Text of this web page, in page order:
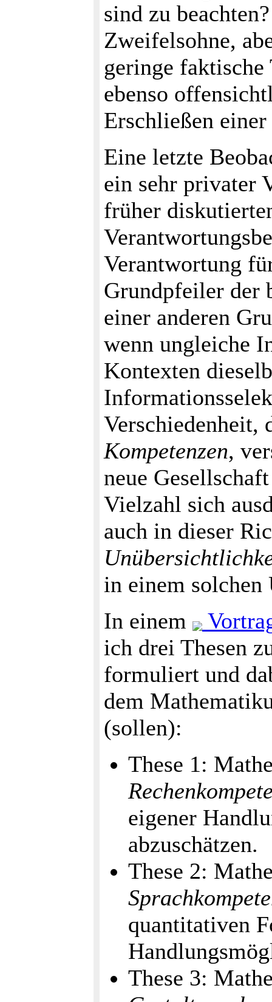
sind zu
Zweifelsohne,
geringe
ebenso
Erschließen
Eine letzte
ein sehr privater
früher
Verantwortung
Grundpfeiler der
einer anderen
wenn ungleiche
Kontexten
Verschiedenheit,
Kompetenzen,
neue
Vielzahl sich
auch in dieser
in einem solchen
In einem
ich drei Thesen
formuliert und
dem
(sollen):
These 1:
eigener
abzuschätzen.
These 2:
quantitativen
These 3: